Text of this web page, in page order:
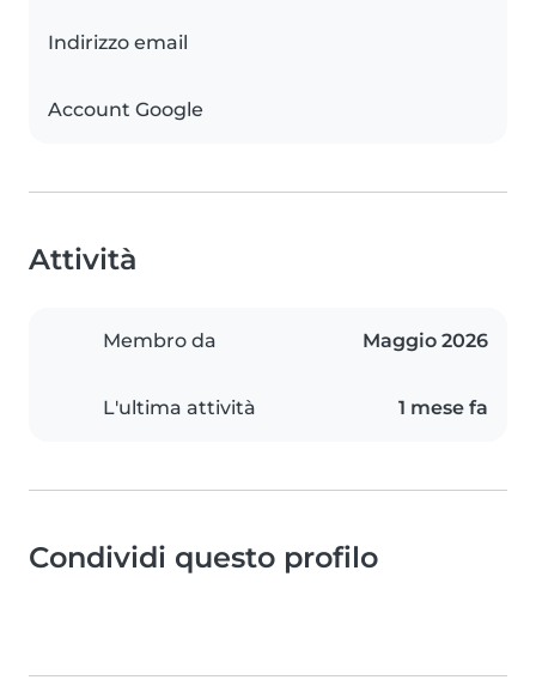
Indirizzo email
Account Google
Attività
Membro da Maggio 2026
L'ultima attività 1 mese fa
Condividi questo profilo